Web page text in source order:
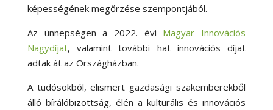
képességének megőrzése szempontjából.
Az ünnepségen a 2022. évi Magyar Innovációs
Nagydíjat, valamint további hat innovációs díjat
adtak át az Országházban.
A tudósokból, elismert gazdasági szakemberekből
álló bírálóbizottság, élén a kulturális és innovációs